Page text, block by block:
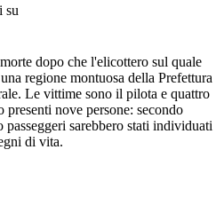
su
dopo che l'elicottero sul quale
regione montuosa della Prefettura
Le vittime sono il pilota e quattro
nove persone: secondo
sarebbero stati individuati
di vita.